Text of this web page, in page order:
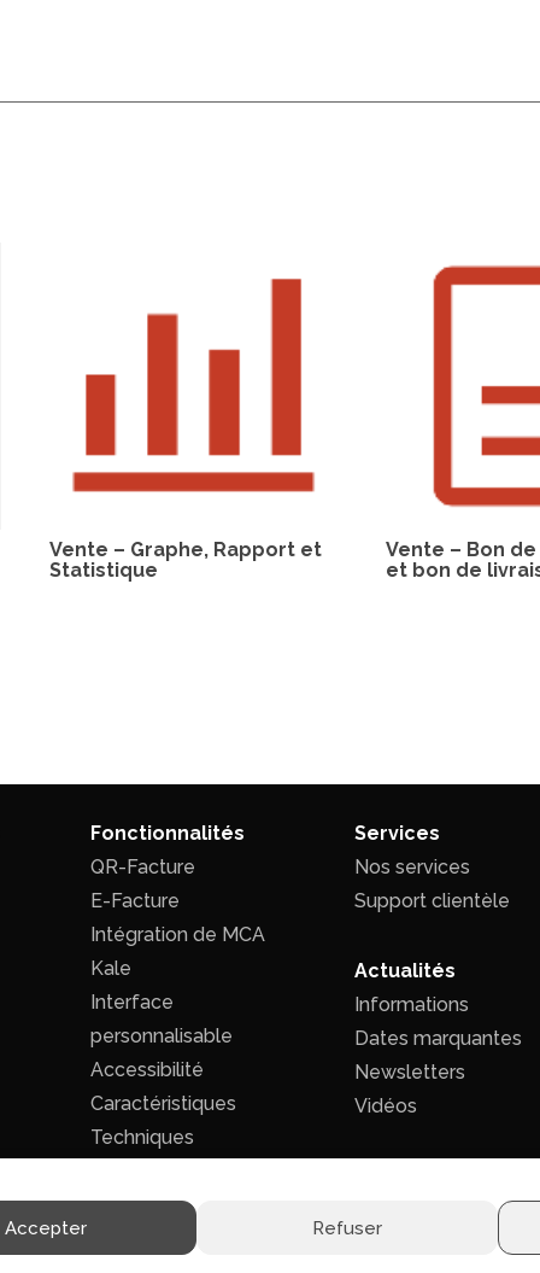
Accepter Refuser
Vente – Graphe, Rapport et
Statistique
Vente – Bon
et bon de
Fonctionnalités
QR-Facture
E-Facture
Intégration de MCA
Kale
Interface
personnalisable
Accessibilité
Caractéristiques
Techniques
Services
Nos services
Support clientèle
Actualités
Informations
Dates marquantes
Newsletters
Vidéos
| Conditions générales de ventes